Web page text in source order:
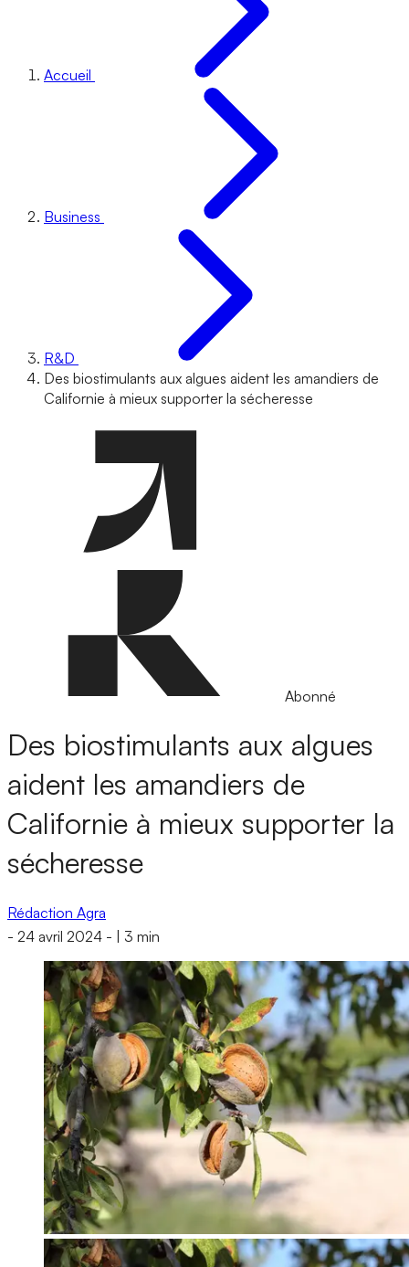
Accueil
Business
R&D
Des biostimulants aux algues aident les amandiers de
Californie à mieux supporter la sécheresse
Abonné
Des biostimulants aux algues
aident les amandiers de
Californie à mieux supporter la
sécheresse
Rédaction Agra
- 24 avril 2024 - 3 min